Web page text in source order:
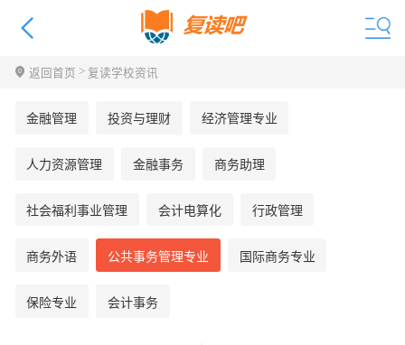
返回首页 > 复读学校资讯
金融管理 投资与理财 经济管理专业
人力资源管理 金融事务 商务助理
社会福利事业管理 会计电算化 行政管理
商务外语 公共事务管理专业 国际商务专业
保险专业 会计事务